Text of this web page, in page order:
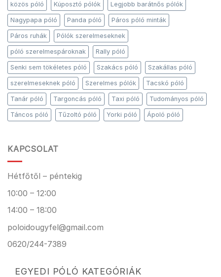
közös póló Kúposztó pólók Legjobb barátnős pólók
Nagypapa póló Panda póló Páros póló minták
Páros ruhák Pólók szerelmeseknek
póló szerelmespároknak Rally póló
Senki sem tökéletes póló Szakács póló Szakállas póló
szerelmeseknek póló Szerelmes pólók Tacskó póló
Tanár póló Targoncás póló Taxi póló Tudományos póló
Táncos póló Tűzoltó póló Yorki póló Ápoló póló
KAPCSOLAT
Hétfőtől – péntekig
10:00 – 12:00
14:00 – 18:00
poloidougyfel@gmail.com
0620/244-7389
EGYEDI PÓLÓ KATEGÓRIÁK